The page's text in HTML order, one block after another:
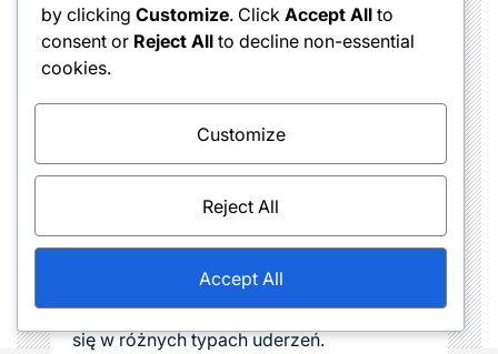
Ekspert w dziedzinie tenisa, specjalizujący
się w różnych typach uderzeń.
by clicking Customize. Click Accept All to
consent or Reject All to decline non-essential
cookies.
Customize
Reject All
Accept All